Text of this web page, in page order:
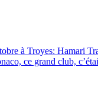
à Troyes: Hamari
ce grand club,